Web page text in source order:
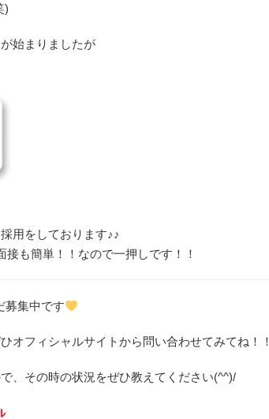
)
始まりましたが
用をしております♪♪
も簡単！！なので一押しです！！
募集中です
オフィシャルサイトから問い合わせてみてね！！
、その時の状況をぜひ教えてください(^^)/